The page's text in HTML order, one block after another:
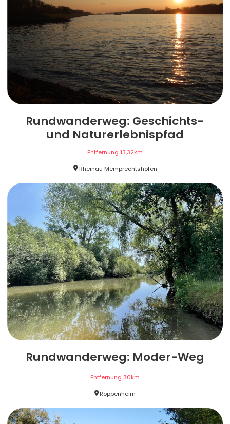
Rundwanderweg: Geschichts-
und Naturerlebnispfad
Entfernung 13,32km
Rheinau Memprechtshofen
Rundwanderweg: Moder-Weg
Entfernung 30km
Roppenheim